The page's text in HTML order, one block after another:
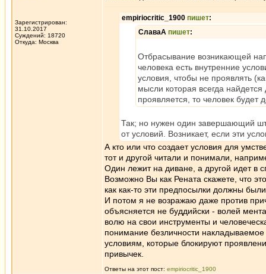
Зарегистрирован:
31.10.2017
Суждений: 18720
Откуда: Москва
empiriocritic_1900 пишет:
СлаваА пишет:
Отбрасывание возникающей
человека есть внутренние
условия, чтобы не проявлять
мысли которая всегда
проявляется, то человек будет
Так; но нужен один завершающий
от условий. Возникает, если эти
А кто или что создает условия для
тот и другой читали и понимали,
Один лежит на диване, а другой идет в
Возможно Вы как Рената скажете, что
как как-то эти предпосылки должны
И потом я не возражаю даже против
объясняется не буддийски - волей
волю на свои инструменты и
понимание безличности
условиям, которые блокируют
привычек.
Ответы на этот пост: empiriocritic_1900